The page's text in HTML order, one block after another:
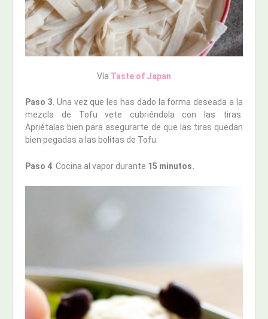
Vía Taste of Japan
Paso 3. Una vez que les has dado la forma deseada a la
mezcla de Tofu vete cubriéndola con las tiras.
Apriétalas bien para asegurarte de que las tiras quedan
bien pegadas a las bolitas de Tofu.
Paso 4 . Cocina al vapor durante 15 minutos.